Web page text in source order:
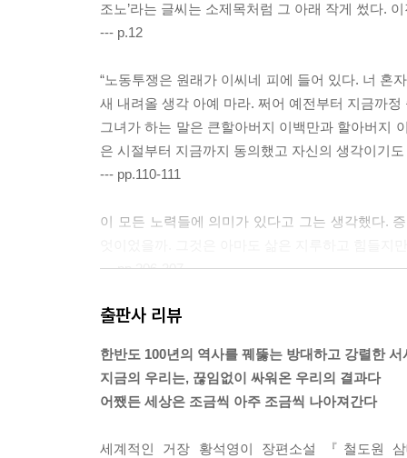
조노’라는 글씨는 소제목처럼 그 아래 작게 썼다.
--- p.12
“노동투쟁은 원래가 이씨네 피에 들어 있다. 너
새 내려올 생각 아예 마라. 쩌어 예전부터 지금까정
그녀가 하는 말은 큰할아버지 이백만과 할아버지
은 시절부터 지금까지 동의했고 자신의 생각이기
--- pp.110-111
이 모든 노력들에 의미가 있다고 그는 생각했다.
--- pp.206-207
“너 굴뚝 위에 혼자 있는 거 같지?”
그녀는 손자의 손목을 잡아 이끌었다.
“저어기 하늘에 별들 좀 보아. 수백 수천만의 사람
진오는 다시 어린것이 되어 할머니의 손을 잡고
출판사 리뷰
한반도 100년의 역사를 꿰뚫는 방대하고 강렬한 서
지금의 우리는, 끊임없이 싸워온 우리의 결과다
어쨌든 세상은 조금씩 아주 조금씩 나아져간다
세계적인 거장 황석영이 장편소설 『철도원